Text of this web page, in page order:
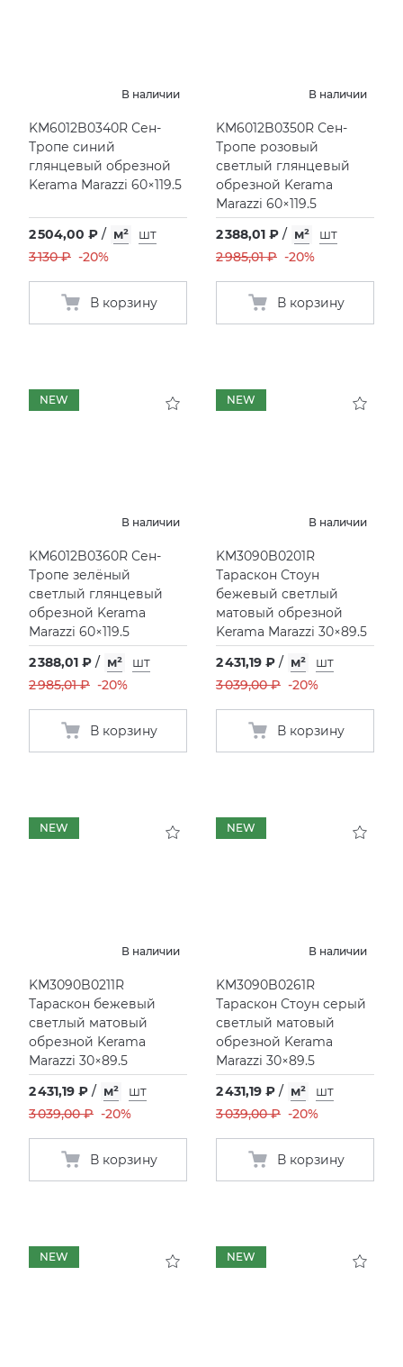
В наличии
KM6012B0340R Сен-
Тропе синий
глянцевый обрезной
Kerama Marazzi 60×119.5
2 504,00 ₽ / м²
шт
3 130 ₽ -20%
В корзину
В наличии
KM6012B0350R Сен-
Тропе розовый
светлый глянцевый
обрезной Kerama
Marazzi 60×119.5
2 388,01 ₽ / м²
шт
2 985,01 ₽ -20%
В корзину
NEW
В наличии
KM6012B0360R Сен-
Тропе зелёный
светлый глянцевый
обрезной Kerama
Marazzi 60×119.5
2 388,01 ₽ / м²
шт
2 985,01 ₽ -20%
В корзину
NEW
В наличии
KM3090B0201R
Тараскон Стоун
бежевый светлый
матовый обрезной
Kerama Marazzi 30×89.5
2 431,19 ₽ / м²
шт
3 039,00 ₽ -20%
В корзину
NEW
В наличии
KM3090B0211R
Тараскон бежевый
светлый матовый
обрезной Kerama
Marazzi 30×89.5
2 431,19 ₽ / м²
шт
3 039,00 ₽ -20%
В корзину
NEW
В наличии
KM3090B0261R
Тараскон Стоун серый
светлый матовый
обрезной Kerama
Marazzi 30×89.5
2 431,19 ₽ / м²
шт
3 039,00 ₽ -20%
В корзину
NEW NEW